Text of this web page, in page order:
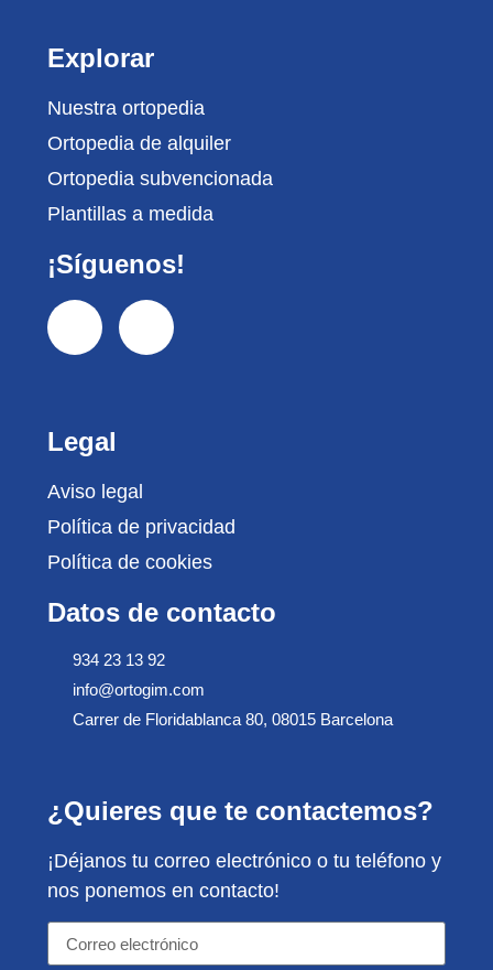
Explorar
Nuestra ortopedia
Ortopedia de alquiler
Ortopedia subvencionada
Plantillas a medida
¡Síguenos!
Legal
Aviso legal
Política de privacidad
Política de cookies
Datos de contacto
934 23 13 92
info@ortogim.com
Carrer de Floridablanca 80, 08015 Barcelona
¿Quieres que te contactemos?
¡Déjanos tu correo electrónico o tu teléfono y
nos ponemos en contacto!